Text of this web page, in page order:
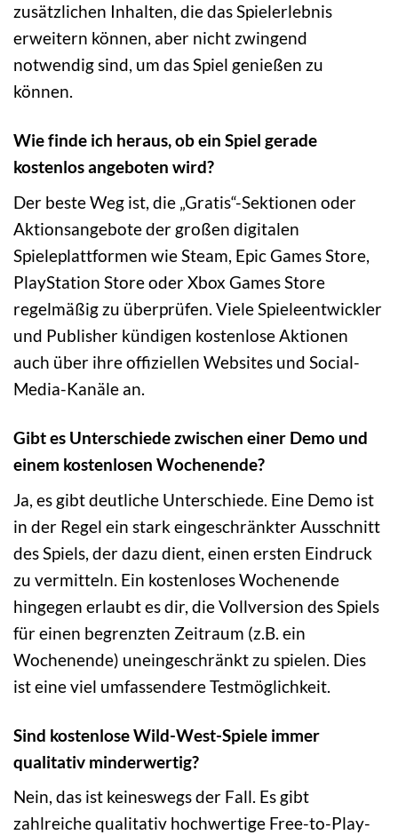
zusätzlichen Inhalten, die das Spielerlebnis
erweitern können, aber nicht zwingend
notwendig sind, um das Spiel genießen zu
können.
Wie finde ich heraus, ob ein Spiel gerade
kostenlos angeboten wird?
Der beste Weg ist, die „Gratis“-Sektionen oder
Aktionsangebote der großen digitalen
Spieleplattformen wie Steam, Epic Games Store,
PlayStation Store oder Xbox Games Store
regelmäßig zu überprüfen. Viele Spieleentwickler
und Publisher kündigen kostenlose Aktionen
auch über ihre offiziellen Websites und Social-
Media-Kanäle an.
Gibt es Unterschiede zwischen einer Demo und
einem kostenlosen Wochenende?
Ja, es gibt deutliche Unterschiede. Eine Demo ist
in der Regel ein stark eingeschränkter Ausschnitt
des Spiels, der dazu dient, einen ersten Eindruck
zu vermitteln. Ein kostenloses Wochenende
hingegen erlaubt es dir, die Vollversion des Spiels
für einen begrenzten Zeitraum (z.B. ein
Wochenende) uneingeschränkt zu spielen. Dies
ist eine viel umfassendere Testmöglichkeit.
Sind kostenlose Wild-West-Spiele immer
qualitativ minderwertig?
Nein, das ist keineswegs der Fall. Es gibt
zahlreiche qualitativ hochwertige Free-to-Play-